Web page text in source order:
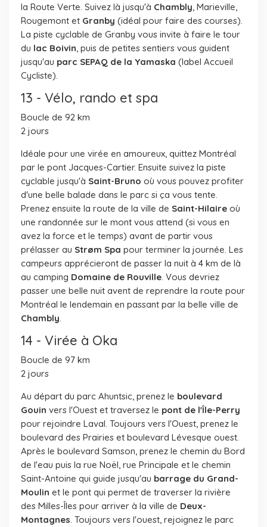
la Route Verte. Suivez là jusqu'à Chambly, Marieville,
Rougemont et Granby (idéal pour faire des courses).
La piste cyclable de Granby vous invite à faire le tour
du lac Boivin, puis de petites sentiers vous guident
jusqu'au parc SEPAQ de la Yamaska (label Accueil
Cycliste).
13 - Vélo, rando et spa
Boucle de 92 km
2 jours
Idéale pour une virée en amoureux, quittez Montréal
par le pont Jacques-Cartier. Ensuite suivez la piste
cyclable jusqu'à Saint-Bruno où vous pouvez profiter
d'une belle balade dans le parc si ça vous tente.
Prenez ensuite la route de la ville de Saint-Hilaire où
une randonnée sur le mont vous attend (si vous en
avez la force et le temps) avant de partir vous
prélasser au Strøm Spa pour terminer la journée. Les
campeurs apprécieront de passer la nuit à 4 km de là
au camping Domaine de Rouville. Vous devriez
passer une belle nuit avent de reprendre la route pour
Montréal le lendemain en passant par la belle ville de
Chambly.
14 - Virée à Oka
Boucle de 97 km
2 jours
Au départ du parc Ahuntsic, prenez le boulevard
Gouin vers l'Ouest et traversez le pont de l'Île-Perry
pour rejoindre Laval. Toujours vers l'Ouest, prenez le
boulevard des Prairies et boulevard Lévesque ouest.
Après le boulevard Samson, prenez le chemin du Bord
de l'eau puis la rue Noël, rue Principale et le chemin
Saint-Antoine qui guide jusqu'au barrage du Grand-
Moulin et le pont qui permet de traverser la rivière
des Milles-Îles pour arriver à la ville de Deux-
Montagnes. Toujours vers l'ouest, rejoignez le parc